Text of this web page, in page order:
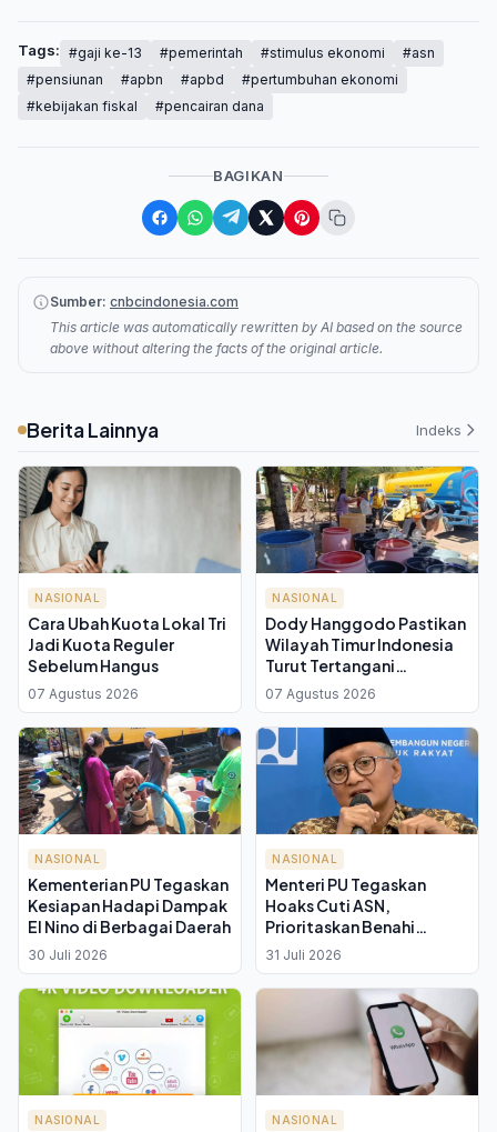
Tags: #gaji ke-13 #pemerintah #stimulus ekonomi
#asn
#pensiunan
#apbn #apbd
#pertumbuhan ekonomi
#kebijakan fiskal
#pencairan dana
BAGIKAN
Sumber: cnbcindonesia.com
This article was automatically rewritten by AI based on the source
above without altering the facts of the original article.
Berita Lainnya Indeks
NASIONAL
Cara Ubah Kuota Lokal Tri
Jadi Kuota Reguler
Sebelum Hangus
07 Agustus 2026
NASIONAL
Dody Hanggodo Pastikan
Wilayah Timur Indonesia
Turut Tertangani
Kekeringan
07 Agustus 2026
NASIONAL
Kementerian PU Tegaskan
Kesiapan Hadapi Dampak
El Nino di Berbagai Daerah
30 Juli 2026
NASIONAL
Menteri PU Tegaskan
Hoaks Cuti ASN,
Prioritaskan Benahi
Administrasi
31 Juli 2026
NASIONAL NASIONAL